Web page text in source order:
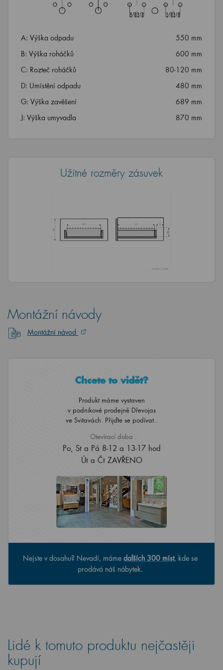
A: Výška odpadu
550 mm
B: Výška roháčků
600 mm
C: Rozteč roháčků
80-120 mm
D: Umístění odpadu
480 mm
G: Výška zavěšení
689 mm
J: Výška umyvadla
870 mm
Užitné rozměry zásuvek
Montážní návody
Montážní návod
Chcete to vidět?
Produkt máme vystaven
v podnikové prodejně Dřevojas
ve Svitavách. Přijďte se podívat..
Otevírací doba
Po, St a Pá 8-12 a 13-17 hod
Út a Čt ZAVŘENO
Nejste v dosahu? Nevadí, máme dalších 300 míst, kde se
prodává náš nábytek.
Lidé k tomuto produktu nejčastěji
kupují